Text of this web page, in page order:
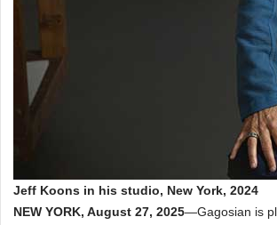
Jeff Koons in his studio, New York, 2024
NEW YORK, August 27, 2025—Gagosian is